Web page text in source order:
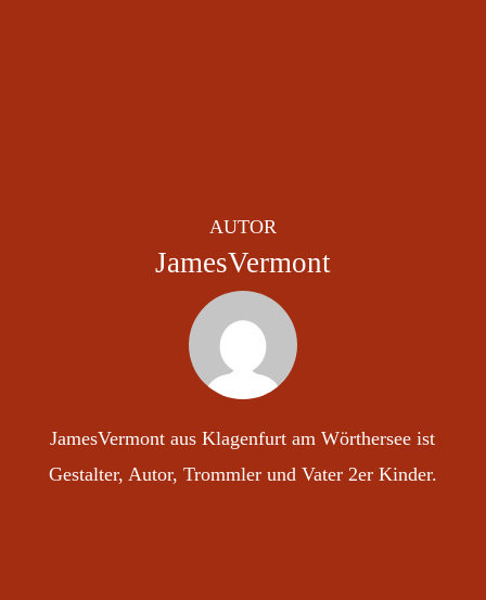
AUTOR
JamesVermont
JamesVermont aus Klagenfurt am Wörthersee ist
Gestalter, Autor, Trommler und Vater 2er Kinder.